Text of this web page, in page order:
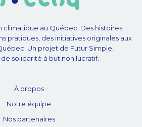
climatique au Québec. Des histoires
pratiques, des initiatives originales aux
Un projet de Futur Simple,
solidarité à but non lucratif.
À propos
Notre équipe
Nos partenaires